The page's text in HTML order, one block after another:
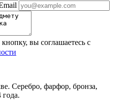
вы соглашаетесь с
Серебро, фарфор, бронза,